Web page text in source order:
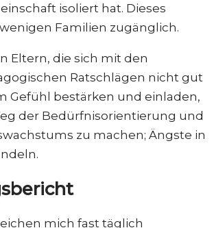
isoliert hat. Dieses
Familien zugänglich.
Eltern, die sich mit den
Ratschlägen nicht gut
Gefühl bestärken und einladen,
der Bedürfnisorientierung und
zu machen; Ängste in
mich fast täglich